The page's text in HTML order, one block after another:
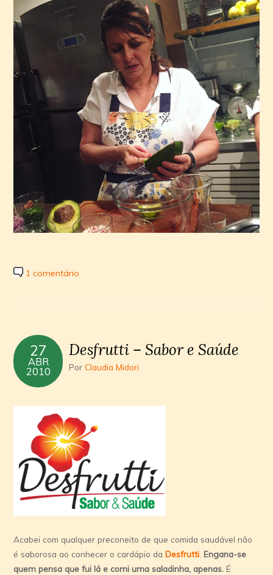
1 comentário
27
ABR
2010
Desfrutti – Sabor e Saúde
PorClaudia Midori
Acabei com qualquer preconeito de que comida saudável não
é saborosa ao conhecer o cardápio daDesfrutti .Engana-se
quem pensa que fui lá e comi uma saladinha, apenas.É